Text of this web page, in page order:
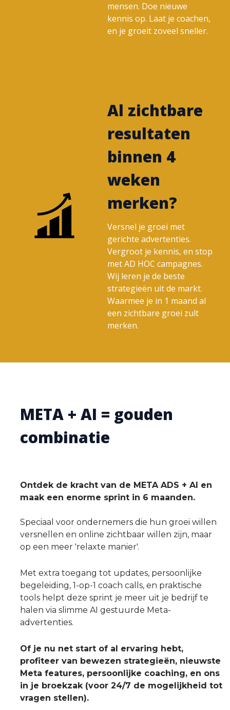
mensen. Doe nieuwe
kennis op. Laat je coachen,
en je groeit zoveel sneller.
Al zichtbare
resultaten
binnen 4
weken
merken?
Versnel je groei met
gerichte advertenties.
Vergroot je kennis, en stop
met AD HOC campagnes.
Wij leren je de beste
strategieën uit de markt.
Waarmee je in 1 maand al
een zichtbare groei zult
merken.
META + AI = gouden
combinatie
Ontdek de kracht van de META ADS + AI en
maak een enorme sprint in 6 maanden.
Speciaal voor ondernemers die hun groei willen
versnellen en online zichtbaar willen zijn, maar
op een meer 'relaxte manier'.
Met extra toegang tot updates, persoonlijke
begeleiding, 1-op-1 coach calls, en praktische
tools helpt deze sprint je meer uit je bedrijf te
halen via slimme AI gestuurde Meta-
advertenties.
Of je nu net start of al ervaring hebt,
profiteer van bewezen strategieën, nieuwste
Meta features, persoonlijke coaching, en ons
in je broekzak (voor 24/7 de mogelijkheid tot
vragen stellen).